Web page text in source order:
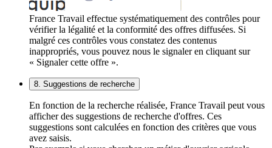
France Travail effectue systématiquement des contrôles pour
vérifier la légalité et la conformité des offres diffusées. Si
malgré ces contrôles vous constatez des contenus
inappropriés, vous pouvez nous le signaler en cliquant sur
« Signaler cette offre ».
8. Suggestions de recherche
En fonction de la recherche réalisée, France Travail peut vous
afficher des suggestions de recherche d'offres. Ces
suggestions sont calculées en fonction des critères que vous
avez saisis.